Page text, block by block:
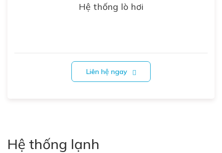
Hệ thống lò hơi
Liên hệ ngay
Hệ thống lạnh